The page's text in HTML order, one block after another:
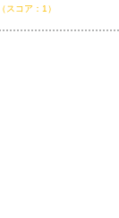
（スコア：1）